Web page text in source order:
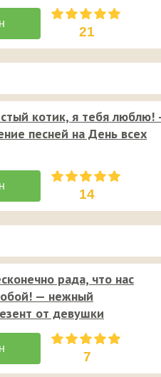
21
котик, я тебя люблю!
песней на День всех
14
рада, что нас
— нежный
от девушки
7